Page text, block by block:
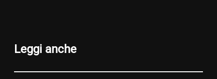
Leggi anche